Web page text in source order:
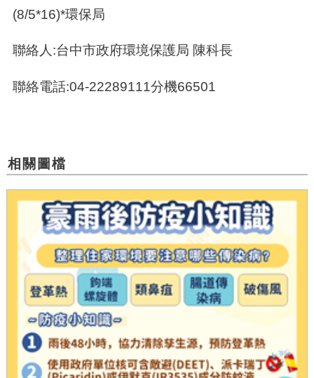
(8/5*16)*環保局
聯絡人:台中市政府環境保護局 陳科長
聯絡電話:04-22289111分機66501
相關圖檔